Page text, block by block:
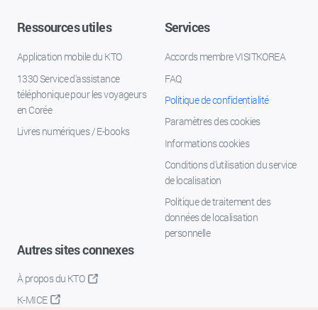
Ressources utiles
Application mobile du KTO
1330 Service d'assistance
téléphonique pour les voyageurs
en Corée
Livres numériques / E-books
Services
Accords membre VISITKOREA
FAQ
Politique de confidentialité
Paramètres des cookies
Informations cookies
Conditions d’utilisation du service
de localisation
Politique de traitement des
données de localisation
personnelle
Autres sites connexes
À propos du KTO
K-MICE